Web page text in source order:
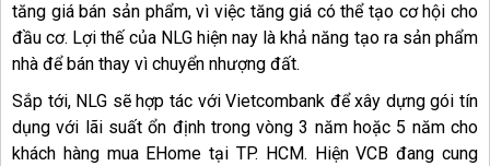
tăng giá bán sản phẩm, vì việc tăng giá có thể tạo cơ hội cho
đầu cơ. Lợi thế của NLG hiện nay là khả năng tạo ra sản phẩm
nhà để bán thay vì chuyển nhượng đất.
Sắp tới, NLG sẽ hợp tác với Vietcombank để xây dựng gói tín
dụng với lãi suất ổn định trong vòng 3 năm hoặc 5 năm cho
khách hàng mua EHome tại TP. HCM. Hiện VCB đang cung